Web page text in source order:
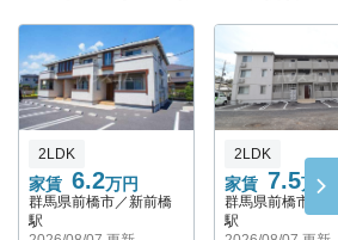
家賃 6.2万円
2LDK
群馬県前橋市／新前橋
駅
家賃 7.5万円
2LDK
群馬県前橋市／
駅